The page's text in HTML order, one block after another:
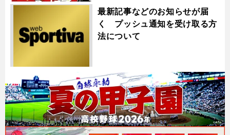
最新記事などのお知らせが届
く プッシュ通知を受け取る方
法について